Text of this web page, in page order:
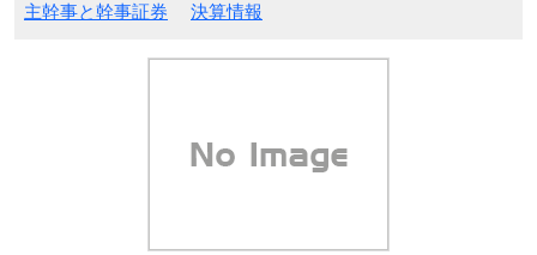
主幹事と幹事証券
決算情報